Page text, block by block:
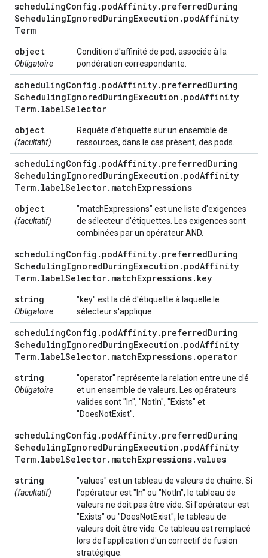
schedulingConfig . podAffinity. preferredDuring
SchedulingIgnoredDuringExecution . podAffinity
Term
object
Obligatoire
Condition d'affinité de pod, associée à la
pondération correspondante.
schedulingConfig . podAffinity. preferredDuring
SchedulingIgnoredDuringExecution . podAffinity
Term. labelSelector
object
(facultatif)
Requête d'étiquette sur un ensemble de
ressources, dans le cas présent, des pods.
schedulingConfig . podAffinity. preferredDuring
SchedulingIgnoredDuringExecution . podAffinity
Term. labelSelector. matchExpressions
object
(facultatif)
"matchExpressions" est une liste d'exigences
de sélecteur d'étiquettes. Les exigences sont
combinées par un opérateur AND.
schedulingConfig . podAffinity. preferredDuring
SchedulingIgnoredDuringExecution . podAffinity
Term. labelSelector. matchExpressions. key
string
Obligatoire
"key" est la clé d'étiquette à laquelle le
sélecteur s'applique.
schedulingConfig . podAffinity. preferredDuring
SchedulingIgnoredDuringExecution . podAffinity
Term. labelSelector. matchExpressions. operator
string
Obligatoire
"operator" représente la relation entre une clé
et un ensemble de valeurs. Les opérateurs
valides sont "In", "NotIn", "Exists" et
"DoesNotExist".
schedulingConfig . podAffinity. preferredDuring
SchedulingIgnoredDuringExecution . podAffinity
Term. labelSelector. matchExpressions.values
string
(facultatif)
"values" est un tableau de valeurs de chaîne. Si
l'opérateur est "In" ou "NotIn", le tableau de
valeurs ne doit pas être vide. Si l'opérateur est
"Exists" ou "DoesNotExist", le tableau de
valeurs doit être vide. Ce tableau est remplacé
lors de l'application d'un correctif de fusion
stratégique.